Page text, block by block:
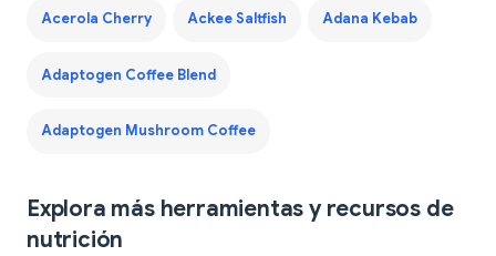
Acerola Cherry Ackee Saltfish Adana Kebab
Adaptogen Coffee Blend
Adaptogen Mushroom Coffee
Explora más herramientas y recursos de
nutrición